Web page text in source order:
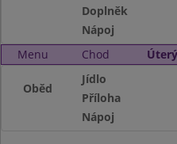
Doplněk
Nápoj
Menu
Chod
Oběd
Jídlo
Příloha
Nápoj